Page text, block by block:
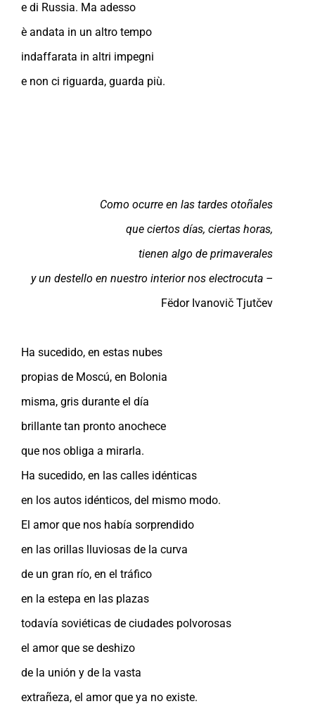
e di Russia. Ma adesso
è andata in un altro tempo
indaffarata in altri impegni
e non ci riguarda, guarda più.
Como ocurre en las tardes otoñales
que ciertos días, ciertas horas,
tienen algo de primaverales
y un destello en nuestro interior nos electrocuta –
Fëdor Ivanovič Tjutčev
Ha sucedido, en estas nubes
propias de Moscú, en Bolonia
misma, gris durante el día
brillante tan pronto anochece
que nos obliga a mirarla.
Ha sucedido, en las calles idénticas
en los autos idénticos, del mismo modo.
El amor que nos había sorprendido
en las orillas lluviosas de la curva
de un gran río, en el tráfico
en la estepa en las plazas
todavía soviéticas de ciudades polvorosas
el amor que se deshizo
de la unión y de la vasta
extrañeza, el amor que ya no existe.